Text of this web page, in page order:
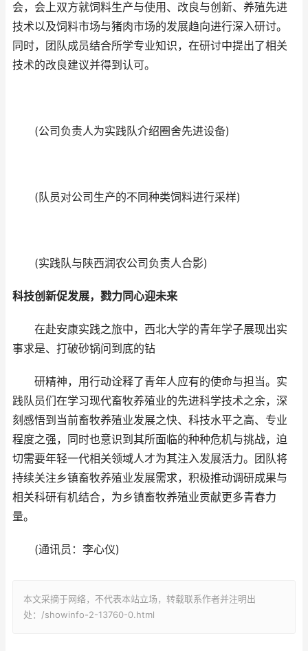
会，会上双方就饲料生产与使用、改良与创新、养殖先进
技术以及饲料市场与猪肉市场的发展趋向进行深入研讨。
同时，团队成员结合所学专业知识，在研讨中提出了相关
技术的改良建议并得到认可。
(公司负责人为实践队介绍圈舍先进设备)
(队员对公司生产的不同种类饲料进行采样)
(实践队与陕西润农公司负责人合影)
科技创新促发展，戮力同心迎未来
在赴安康实践之旅中，西北大学的青年学子展现出实
事求是、打破砂锅问到底的钻
研精神，用行动诠释了青年人应有的使命与担当。实
践队员们在学习现代畜牧养殖业的先进科学技术之余，深
刻感悟到当前畜牧养殖业发展之快、科技水平之高、专业
程度之强，同时也意识到其所面临的种种危机与挑战，迫
切需要年轻一代相关领域人才为其注入发展活力。团队将
持续关注乡镇畜牧养殖业发展需求，积极推动调研成果与
相关科研有机结合，为乡镇畜牧养殖业贡献更多青春力
量。
(通讯员：李心仪)
本文采摘于网络，不代表本站立场，转载联系作者并注明出
处：/showinfo-2-13760-0.html